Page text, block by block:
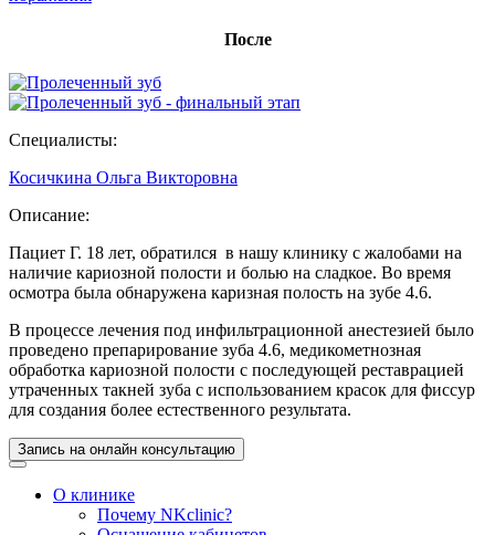
После
Специалисты:
Косичкина Ольга Викторовна
Описание:
Пациет Г. 18 лет, обратился в нашу клинику с жалобами на
наличие кариозной полости и болью на сладкое. Во время
осмотра была обнаружена каризная полость на зубе 4.6.
В процессе лечения под инфильтрационной анестезией было
проведено препарирование зуба 4.6, медикометнозная
обработка кариозной полости с последующей реставрацией
утраченных такней зуба с использованием красок для фиссур
для создания более естественного результата.
Запись на онлайн консультацию
О клинике
Почему NKclinic?